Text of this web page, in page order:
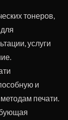
тонеров,
услуги
и
печати.